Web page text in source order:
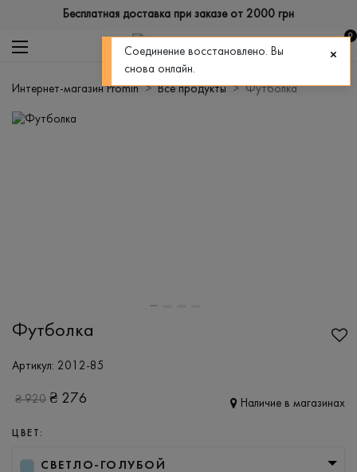
Бесплатная доставка при заказе от 2000 грн
0
Интернет-магазин Promin Все продукты Футболка
Футболка
Артикул: 2012-85
₴920 ₴ 276 Наличие в магазинах
ЦВЕТ:
СВЕТЛО-ГОЛУБОЙ
Соединение восстановлено. Вы
снова онлайн.